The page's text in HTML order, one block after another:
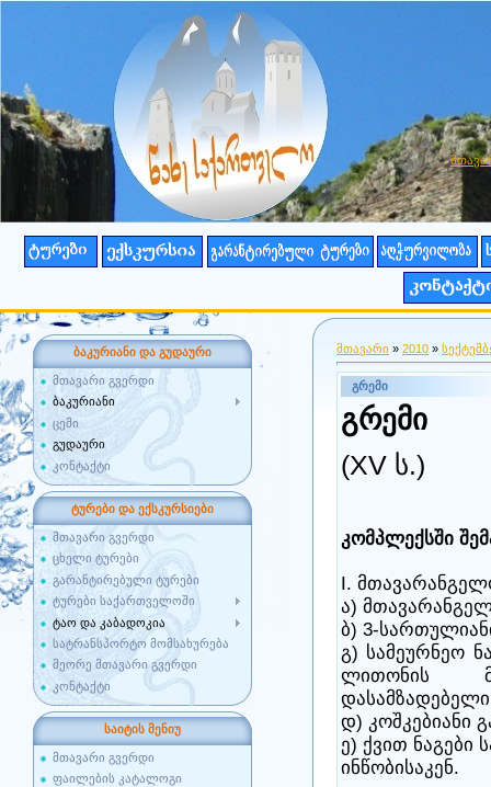
ბაკურიანი და გუდაური
მთავარი გვერდი
ბაკურიანი
ცემი
გუდაური
კონტაქტი
ტურები და ექსკურსიები
მთავარი გვერდი
ცხელი ტურები
გარანტირებული ტურები
ტურები საქართველოში
ტაო და კაბადოკია
სატრანსპორტო მომსახურება
მეორე მთავარი გვერდი
კონტაქტი
საიტის მენიუ
მთავარი გვერდი
ფაილების კატალოგი
მთავარი » 2010 »
გრემი
გრემი
(XV ს.)
კომპლექსში
I.
ა)
ბ) 3-
გ) სამეურნეო
ლითონის
დ) კოშკებიანი
ე) ქვით
ინწობისაკენ.